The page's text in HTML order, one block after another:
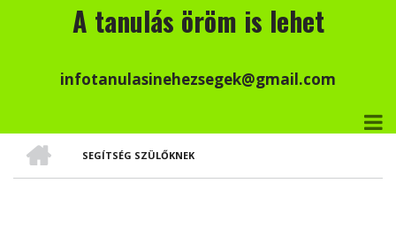
A tanulás öröm is lehet
infotanulasinehezsegek@gmail.com
MORZSA
SEGÍTSÉG SZÜLŐKNEK